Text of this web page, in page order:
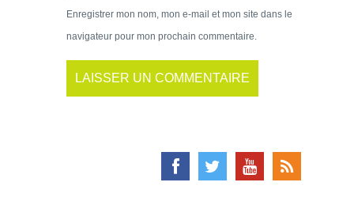
Enregistrer mon nom, mon e-mail et mon site dans le
navigateur pour mon prochain commentaire.